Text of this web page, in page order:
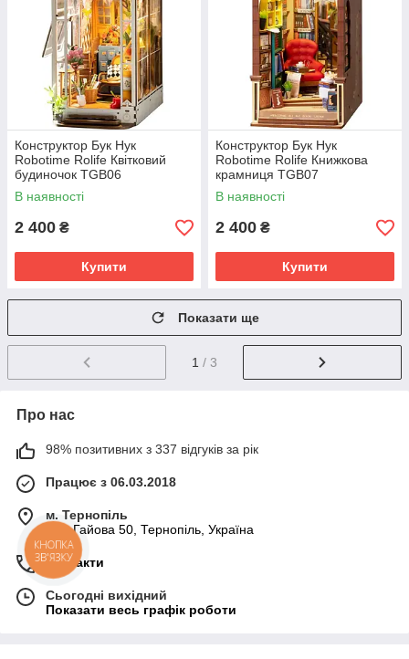
Конструктор Бук Нук
Robotime Rolife Квітковий
будиночок TGB06
В наявності
2 400 ₴
Купити
Конструктор Бук Нук
Robotime Rolife Книжкова
крамниця TGB07
В наявності
2 400 ₴
Купити
Показати ще
1 / 3
Про нас
98% позитивних з 337 відгуків за рік
Працює з 06.03.2018
м. Тернопіль
вул. Гайова 50, Тернопіль, Україна
Контакти
Сьогодні вихідний
Показати весь графік роботи
КНОПКА
ЗВ'ЯЗКУ